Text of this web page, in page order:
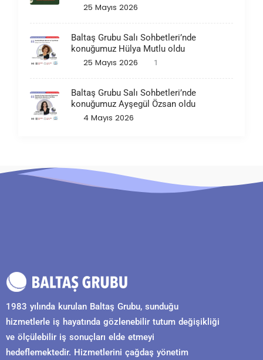
25 Mayıs 2026
Baltaş Grubu Salı Sohbetleri’nde
konuğumuz Hülya Mutlu oldu
25 Mayıs 2026 1
Baltaş Grubu Salı Sohbetleri’nde
konuğumuz Ayşegül Özsan oldu
4 Mayıs 2026
1983 yılında kurulan Baltaş Grubu, sunduğu
hizmetlerle iş hayatında gözlenebilir tutum değişikliği
ve ölçülebilir iş sonuçları elde etmeyi
hedeflemektedir. Hizmetlerini çağdaş yönetim